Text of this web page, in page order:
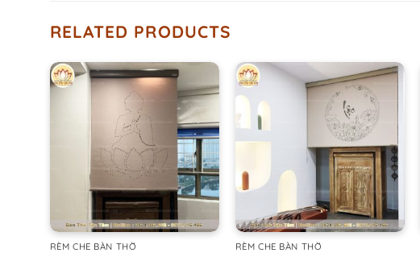
RELATED PRODUCTS
RÈM CHE BÀN THỜ RÈM CHE BÀN THỜ